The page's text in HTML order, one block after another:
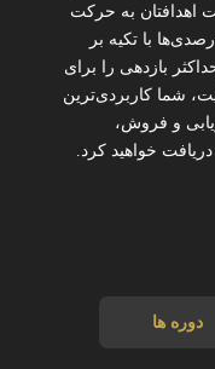
اهدافتان به حرکت
تمام آموزش‌های وبسایت 5درصدی‌ها با تکیه بر
بازدهی را برای
شما کاربردی‌ترین
و فروش،
خواهید کرد.
دوره ها